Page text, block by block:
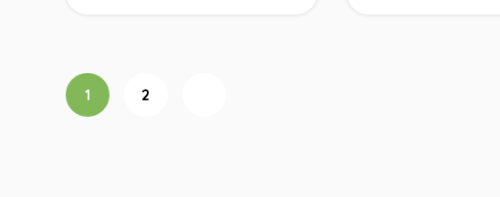
投稿ナビゲーション
1 2